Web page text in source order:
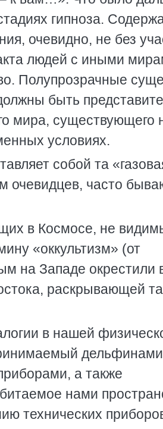
гипноза.
очевидно, не без
людей с иными
Полупрозрачные
быть
мира, существующего
условиях.
собой та
очевидцев, часто
в Космосе, не
«оккультизм» (от
на Западе окрестили
раскрывающей
в нашей
а также
нами
технических